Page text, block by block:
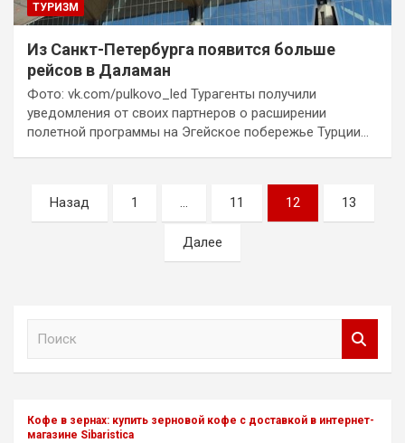
ТУРИЗМ
Из Санкт-Петербурга появится больше
рейсов в Даламан
Фото: vk.com/pulkovo_led Турагенты получили
уведомления от своих партнеров о расширении
полетной программы на Эгейское побережье Турции…
Пагинация
записей
Назад 1 … 11 12 13
Далее
Кофе в зернах: купить зерновой кофе с доставкой в интернет-
магазине Sibaristica